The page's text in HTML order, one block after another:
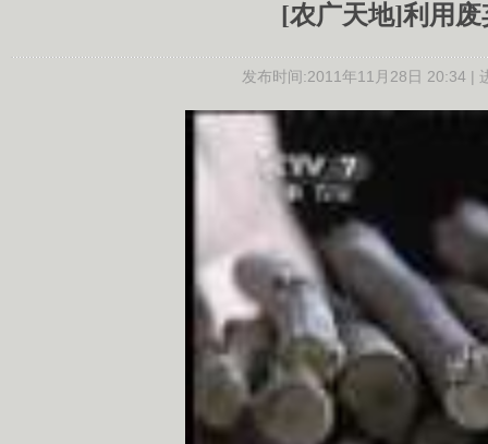
[农广天地]利用废
发布时间:2011年11月28日 20:34 |